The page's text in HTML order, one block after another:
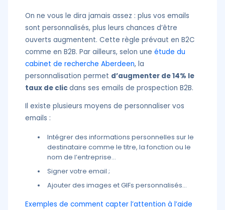
On ne vous le dira jamais assez : plus vos emails
sont personnalisés, plus leurs chances d’être
ouverts augmentent. Cette règle prévaut en B2C
comme en B2B. Par ailleurs, selon une étude du
cabinet de recherche Aberdeen, la
personnalisation permet d’augmenter de 14% le
taux de clicdans ses emails de prospection B2B.
Il existe plusieurs moyens de personnaliser vos
emails :
Intégrer des informations personnelles sur le
destinataire comme le titre, la fonction ou le
nom de l’entreprise…
Signer votre email ;
Ajouter des images et GIFs personnalisés…
Exemples de comment capter l’attention à l’aide